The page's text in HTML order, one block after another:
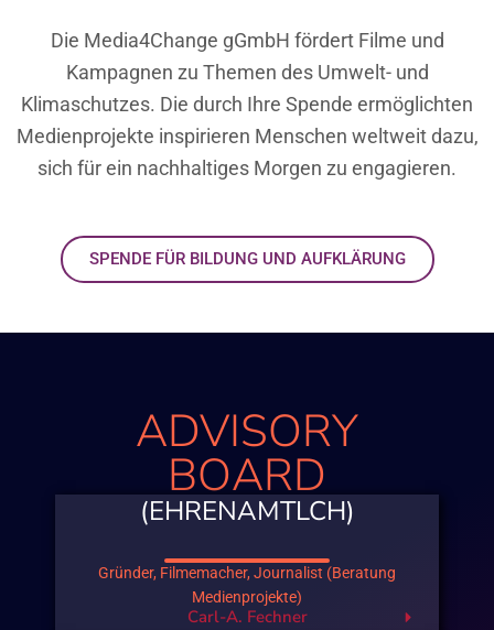
Die Media4Change gGmbH fördert Filme und
Kampagnen zu Themen des Umwelt- und
Klimaschutzes. Die durch Ihre Spende ermöglichten
Medienprojekte inspirieren Menschen weltweit dazu,
sich für ein nachhaltiges Morgen zu engagieren.
SPENDE FÜR BILDUNG UND AUFKLÄRUNG
ADVISORY
BOARD
(EHRENAMTLCH)
Gründer, Filmemacher, Journalist (Beratung
Medienprojekte)
Carl-A. Fechner